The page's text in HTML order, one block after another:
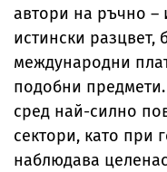
автори на ръчно –
истински разцвет,
международни
подобни
сред най-силно
сектори, като при
наблюдава